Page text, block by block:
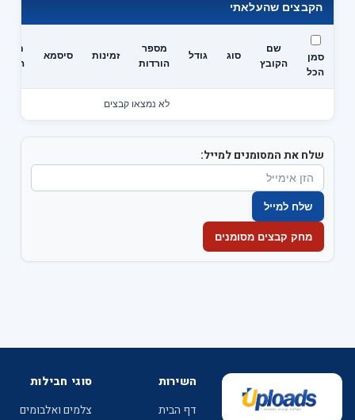
הקבצים שהעלאתי
סמן
הכל
שם
הקובץ
סוג גודל
מספר
הורדות
זמינות סיסמא
לא נמצאו קבצים
שלח את המסומנים למייל:
השירות
דף הבית
סוגי חבילות
צלמים ואלבומים